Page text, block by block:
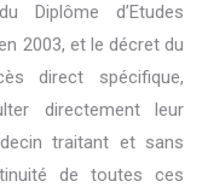
Diplôme d’Etudes
2003, et le décret du
direct spécifique,
directement leur
traitant et sans
de toutes ces